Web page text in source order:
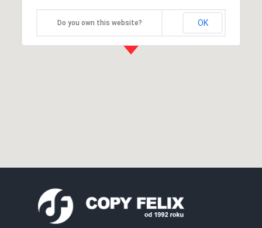
Do you own this website? OK